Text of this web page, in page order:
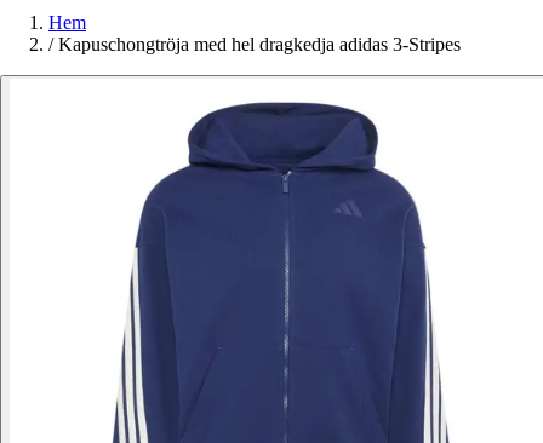
Hem
/ Kapuschongtröja med hel dragkedja adidas 3-Stripes